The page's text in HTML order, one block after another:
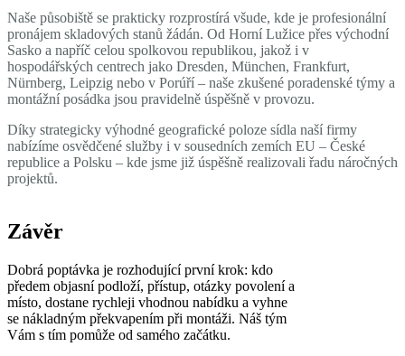
Naše působiště se prakticky rozprostírá všude, kde je profesionální
pronájem skladových stanů žádán. Od Horní Lužice přes východní
Sasko a napříč celou spolkovou republikou, jakož i v
hospodářských centrech jako Dresden, München, Frankfurt,
Nürnberg, Leipzig nebo v Porúří – naše zkušené poradenské týmy a
montážní posádka jsou pravidelně úspěšně v provozu.
Díky strategicky výhodné geografické poloze sídla naší firmy
nabízíme osvědčené služby i v sousedních zemích EU – České
republice a Polsku – kde jsme již úspěšně realizovali řadu náročných
projektů.
Závěr
Dobrá poptávka je rozhodující první krok: kdo
předem objasní podloží, přístup, otázky povolení a
místo, dostane rychleji vhodnou nabídku a vyhne
se nákladným překvapením při montáži. Náš tým
Vám s tím pomůže od samého začátku.